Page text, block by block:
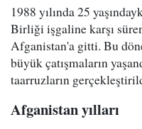
1988 yılında 25
Birliği işgaline karşı
Afganistan'a gitti. Bu
büyük çatışmaların
taarruzların
Afganistan yılları